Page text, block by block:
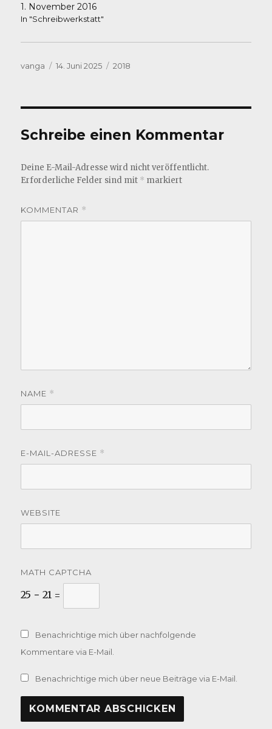
1. November 2016
In "Schreibwerkstatt"
Autor
vanga
Veröffentlicht
14. Juni 2025 Kategorien
2018
Schreibe einen Kommentar
Deine E-Mail-Adresse wird nicht veröffentlicht.
Erforderliche Felder sind mit * markiert
KOMMENTAR *
NAME *
E-MAIL-ADRESSE *
WEBSITE
MATH CAPTCHA
25 − 21 =
Benachrichtige mich über nachfolgende
Kommentare via E-Mail.
Benachrichtige mich über neue Beiträge via E-Mail.